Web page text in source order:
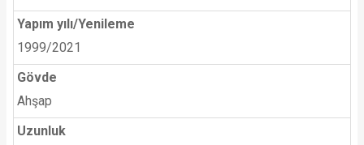
Yapım yılı/Yenileme
1999/2021
Gövde
Ahşap
Uzunluk